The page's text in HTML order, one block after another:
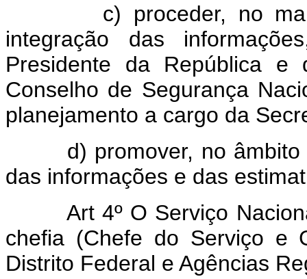
c) proceder, no mais
integração das
Presidente da República e
Conselho de Segurança
planejamento a cargo da
d) promover, no âmbito
das informações e das
Art 4º O Serviço
chefia (Chefe do Serviço e
Distrito Federal e Agências